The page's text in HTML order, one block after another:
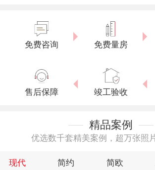
免费咨询 免费量房
售后保障 竣工验收
精品案例
优选数千套精美案例，超万张照
现代 简约 简欧